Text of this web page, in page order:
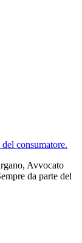
consumatore.
Avvocato
da parte del